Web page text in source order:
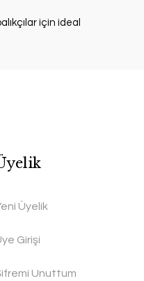
için ideal
Üyelik
Girişi
Unuttum